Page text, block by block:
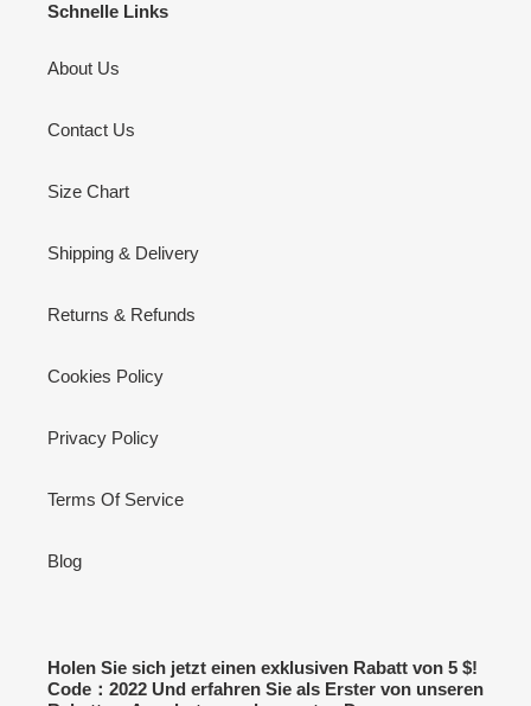
Schnelle Links
About Us
Contact Us
Size Chart
Shipping & Delivery
Returns & Refunds
Cookies Policy
Privacy Policy
Terms Of Service
Blog
Holen Sie sich jetzt einen exklusiven Rabatt von 5 $!
Code：2022 Und erfahren Sie als Erster von unseren